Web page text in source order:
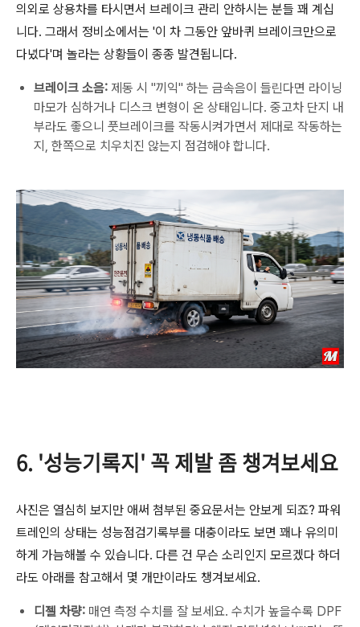
의외로 상용차를 타시면서 브레이크 관리 안하시는 분들 꽤 계십
니다. 그래서 정비소에서는 '이 차 그동안 앞바퀴 브레이크만으로
다녔다'며 놀라는 상황들이 종종 발견됩니다.
브레이크 소음: 제동 시 "끼익" 하는 금속음이 들린다면 라이닝
마모가 심하거나 디스크 변형이 온 상태입니다. 중고차 단지 내
부라도 좋으니 풋브레이크를 작동시켜가면서 제대로 작동하는
지, 한쪽으로 치우치진 않는지 점검해야 합니다.
6. '성능기록지' 꼭 제발 좀 챙겨보세요
사진은 열심히 보지만 애써 첨부된 중요문서는 안보게 되죠? 파워
트레인의 상태는 성능점검기록부를 대충이라도 보면 꽤나 유의미
하게 가늠해볼 수 있습니다. 다른 건 무슨 소리인지 모르겠다 하더
라도 아래를 참고해서 몇 개만이라도 챙겨보세요.
디젤 차량: 매연 측정 수치를 잘 보세요. 수치가 높을수록 DPF